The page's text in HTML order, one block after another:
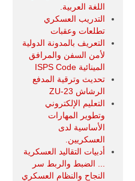
اللغة العربية.
التدريب العسكري
تطلعات وعقبات
التعريف بالمدونة الدولية
لأمن السفن والمرافق
المينائية ISPS Code
تحديث وترقية المدفع
الرشاش ZU-23
التعليم الإلكتروني
وتطوير المهارات
الأساسية لدى
العسكريين.
أدبيات التقاليد العسكرية
... الضبط والربط سر
النجاح والنظام العسكري